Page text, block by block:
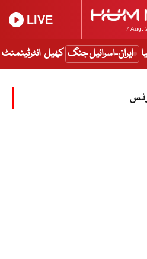
7 Aug,
LIVE
ایران-اسرائیل جنگ کھیل انٹرٹینمنٹ